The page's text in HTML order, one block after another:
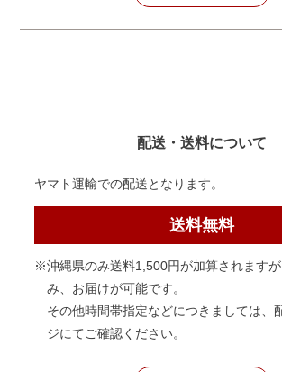
配送・送料について
ヤマト運輸での配送となります。
送料無料
※沖縄県のみ送料1,500円が加算されます
み、お届けが可能です。
その他時間帯指定などにつきましては、
ジにてご確認ください。